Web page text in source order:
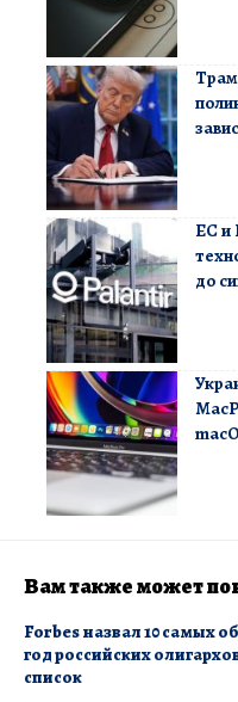
ЕС и
до
Вам также может
Forbes назвал 10 самых
год российских
список